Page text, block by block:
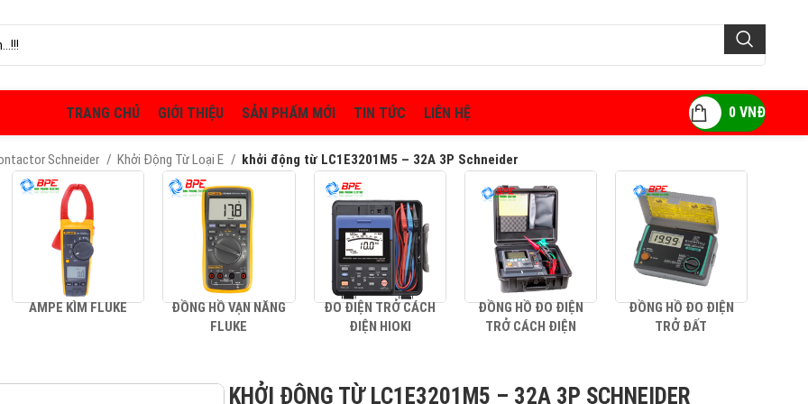
TRANG CHỦ GIỚI THIỆU SẢN PHẨM MỚI TIN TỨC LIÊN HỆ 0 VNĐ
Schneider Khởi Động Từ Loại E khởi động từ LC1E3201M5 – 32A 3P Schneider
AMPE KÌM FLUKE
ĐỒNG HỒ VẠN NĂNG
FLUKE
ĐO ĐIỆN TRỞ CÁCH
ĐIỆN HIOKI
ĐỒNG HỒ ĐO ĐIỆN
TRỞ CÁCH ĐIỆN
ĐỒNG HỒ ĐO ĐIỆN
TRỞ ĐẤT
KHỞI ĐỘNG TỪ LC1E3201M5 – 32A 3P SCHNEIDER